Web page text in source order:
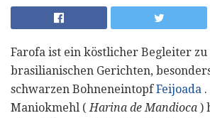
Farofa ist ein köstlicher Begleiter zu
brasilianischen Gerichten,
schwarzen BohneneintopfFeijoada
Maniokmehl ( Harina de Mandioca )